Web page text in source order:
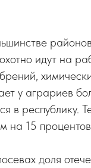
идут на
у аграриев
в
на 15
доля